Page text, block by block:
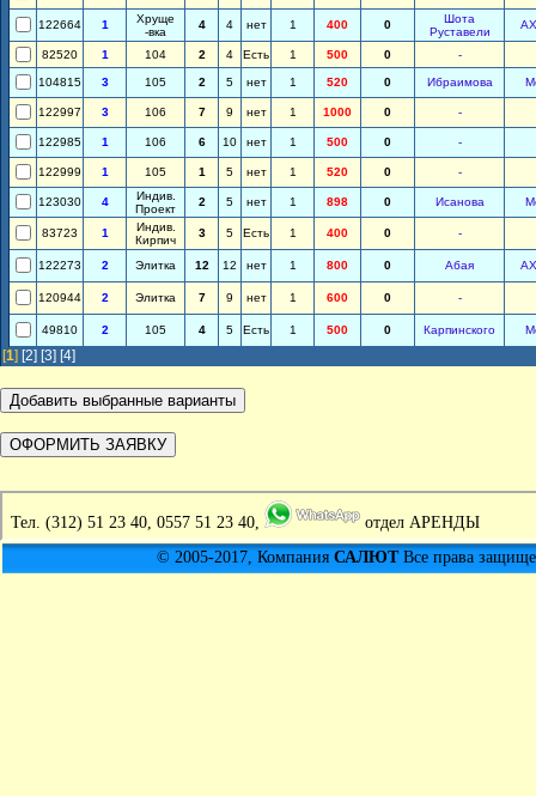
122664 1
Хруще
-вка
4 4 нет 1 400 0
Шота
Руставели
82520 1 104 2 4 Есть 1 500 0 -
104815 3 105 2 5 нет 1 520 0 Ибраимова
122997 3 106 7 9 нет 1 1000 0 -
122985 1 106 6 10 нет 1 500 0 -
122999 1 105 1 5 нет 1 520 0 -
123030 4
Индив.
Проект
2 5 нет 1 898 0 Исанова
83723 1
Индив.
Кирпич
3 5 Есть 1 400 0 -
122273 2 Элитка 12 12 нет 1 800 0 Абая
120944 2 Элитка 7 9 нет 1 600 0 -
49810 2 105 4 5 Есть 1 500 0 Карпинского
[1] [2] [3] [4]
Тел. (312) 51 23 40, 0557 51 23 40,
отдел АРЕНДЫ
© 2005-2017, Компания САЛЮТВсе права